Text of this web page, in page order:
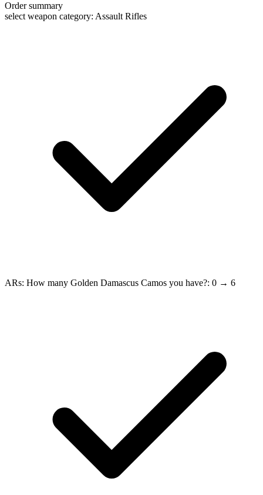
Order summary
select weapon category: Assault Rifles
ARs: How many Golden Damascus Camos you have?: 0 → 6